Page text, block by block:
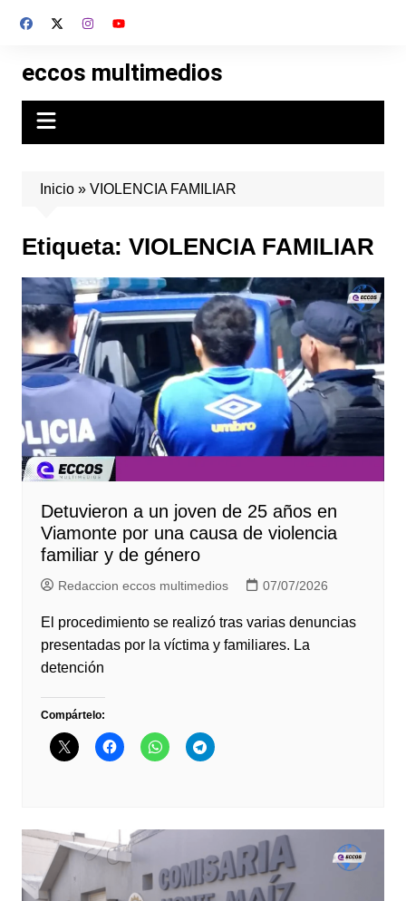
eccos multimedios
Inicio» VIOLENCIA FAMILIAR
Etiqueta: VIOLENCIA FAMILIAR
Detuvieron a un joven de 25 años en
Viamonte por una causa de violencia
familiar y de género
Redaccion eccos multimedios 07/07/2026
El procedimiento se realizó tras varias denuncias
presentadas por la víctima y familiares. La
detención
Compártelo: